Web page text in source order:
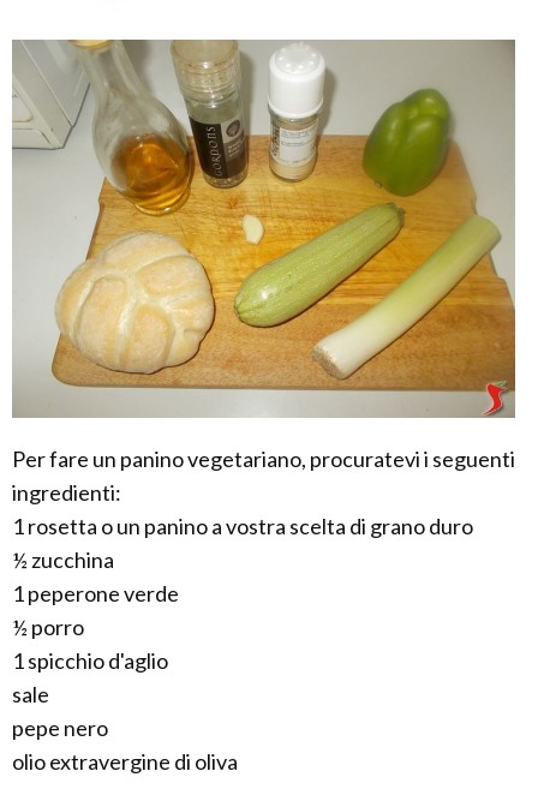
Per fare un panino vegetariano, procuratevi i seguenti
ingredienti:
1 rosetta o un panino a vostra scelta di grano duro
½ zucchina
1 peperone verde
½ porro
1 spicchio d'aglio
sale
pepe nero
olio extravergine di oliva